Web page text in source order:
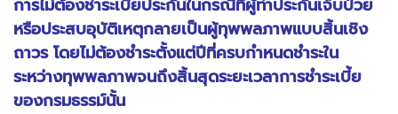
การไม่ต้องชำระเบี้ยประกันในกรณีที่ผู้ทำประกันเจ็บป่วย
หรือประสบอุบัติเหตุกลายเป็นผู้ทุพพลภาพแบบสิ้นเชิง
ถาวร โดยไม่ต้องชำระตั้งแต่ปีที่ครบกำหนดชำระใน
ระหว่างทุพพลภาพจนถึงสิ้นสุดระยะเวลาการชำระเบี้ย
ของกรมธรรม์นั้น